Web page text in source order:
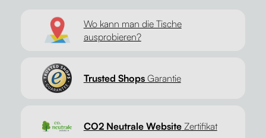
Wo kann man die Tische
ausprobieren?
Trusted Shops Garantie
CO2 Neutrale WebsiteZertifikat